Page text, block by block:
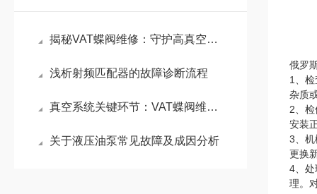
揭秘VAT蝶阀维修：守护高真空工艺的节流枢纽
浅析射频匹配器的故障诊断流程
真空系统关键环节：VAT蝶阀维修原理与密封性能重构技术
关于液压油泵常见故障及成因分析
俄罗
1、
杂质
2、
安装
3、机
更换
4、处
理。